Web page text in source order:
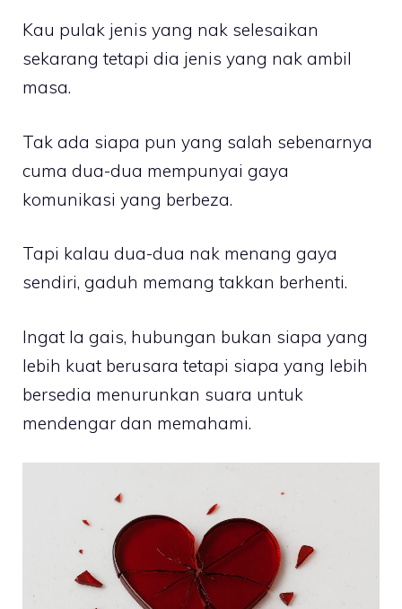
Kau pulak jenis yang nak selesaikan
sekarang tetapi dia jenis yang nak ambil
masa.
Tak ada siapa pun yang salah sebenarnya
cuma dua-dua mempunyai gaya
komunikasi yang berbeza.
Tapi kalau dua-dua nak menang gaya
sendiri, gaduh memang takkan berhenti.
Ingat la gais, hubungan bukan siapa yang
lebih kuat berusara tetapi siapa yang lebih
bersedia menurunkan suara untuk
mendengar dan memahami.